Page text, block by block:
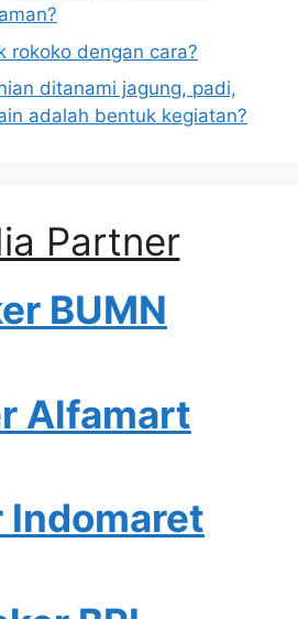
rokoko dengan cara?
ditanami jagung, padi,
adalah bentuk kegiatan?
Partner
BUMN
Alfamart
Indomaret